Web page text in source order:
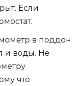
Если
в поддон
и воды. Не
что